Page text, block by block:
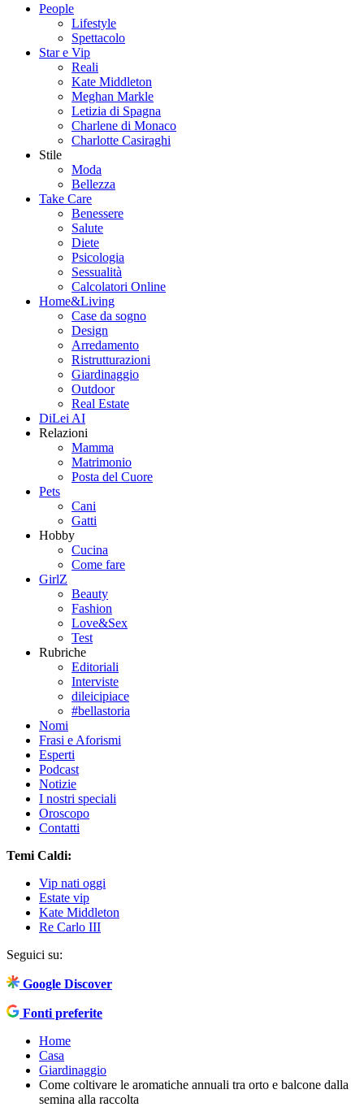
People
Lifestyle
Spettacolo
Star e Vip
Reali
Kate Middleton
Meghan Markle
Letizia di Spagna
Charlene di Monaco
Charlotte Casiraghi
Stile
Moda
Bellezza
Take Care
Benessere
Salute
Diete
Psicologia
Sessualità
Calcolatori Online
Home&Living
Case da sogno
Design
Arredamento
Ristrutturazioni
Giardinaggio
Outdoor
Real Estate
DiLei AI
Relazioni
Mamma
Matrimonio
Posta del Cuore
Pets
Cani
Gatti
Hobby
Cucina
Come fare
GirlZ
Beauty
Fashion
Love&Sex
Test
Rubriche
Editoriali
Interviste
dileicipiace
#bellastoria
Nomi
Frasi e Aforismi
Esperti
Podcast
Notizie
I nostri speciali
Oroscopo
Contatti
Temi Caldi:
Vip nati oggi
Estate vip
Kate Middleton
Re Carlo III
Seguici su:
Google Discover
Fonti preferite
Home
Casa
Giardinaggio
Come coltivare le aromatiche annuali tra orto e balcone dalla
semina alla raccolta